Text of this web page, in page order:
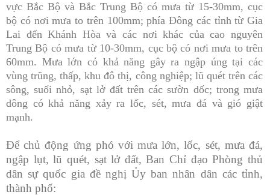
vực Bắc Bộ và Bắc Trung Bộ có mưa từ 15-30mm, cục
bộ có nơi mưa to trên 100mm; phía Đông các tỉnh từ Gia
Lai đến Khánh Hòa và các nơi khác của cao nguyên
Trung Bộ có mưa từ 10-30mm, cục bộ có nơi mưa to trên
60mm. Mưa lớn có khả năng gây ra ngập úng tại các
vùng trũng, thấp, khu đô thị, công nghiệp; lũ quét trên các
sông, suối nhỏ, sạt lở đất trên các sườn dốc; trong mưa
dông có khả năng xảy ra lốc, sét, mưa đá và gió giật
mạnh.
Để chủ động ứng phó với mưa lớn,lốc, sét, mưa đá,
ngập lụt, lũ quét, sạt lở đất, Ban Chỉ đạo Phòng thủ
dân sự quốc gia đề nghị Ủy ban nhân dân các tỉnh,
thành phố: